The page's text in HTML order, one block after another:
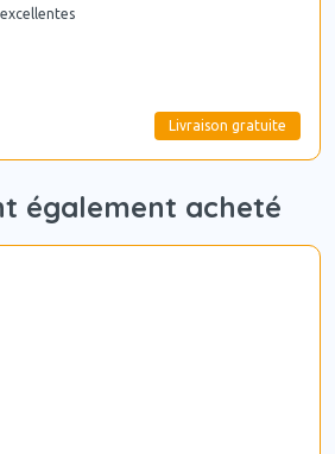
Livraison gratuite
également acheté